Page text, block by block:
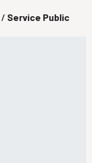
/ Service Public